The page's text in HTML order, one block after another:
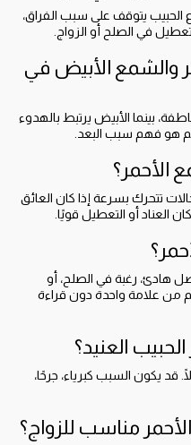
الحبيب يتوقف على سبب الفراق،
في الصلح أو الزواج.
والشمع الأبيض في
بينما الأبيض يرتبط بالهدوء
هو فهم سبب البعد.
الأحمر؟
تتحرك بسرعة إذا كان العائق
العناد أو التعطيل قويًا.
هادئ، رغبة في الصلح، أو
من علامة واحدة دون قراءة
العنيد؟
قد يكون السبب كبرياء، جرحًا،
مناسب للزواج؟